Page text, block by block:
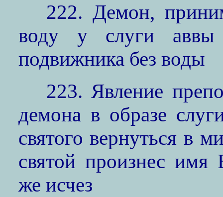
222. Демон,
воду у слуги аввы
подвижника без воды
223. Явление
демона в образе
святого вернуться в
святой произнес
же исчез